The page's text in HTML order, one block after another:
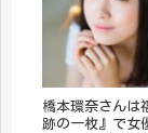
橋本環奈さんは
跡の一枚』で女